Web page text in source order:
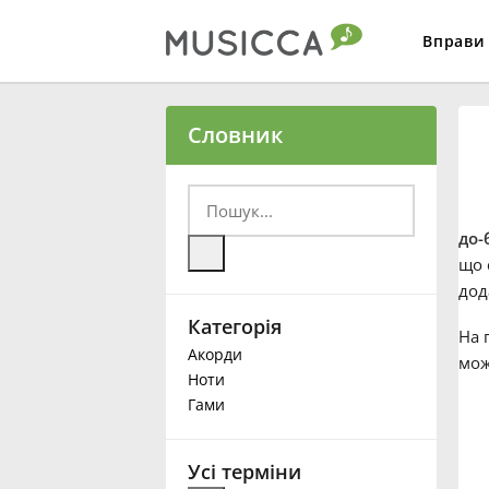
Вправи
Български
Deutsch
Español
Словник
Категорія
Акорди
Ноти
Гами
Усі терміни
до-
що
На